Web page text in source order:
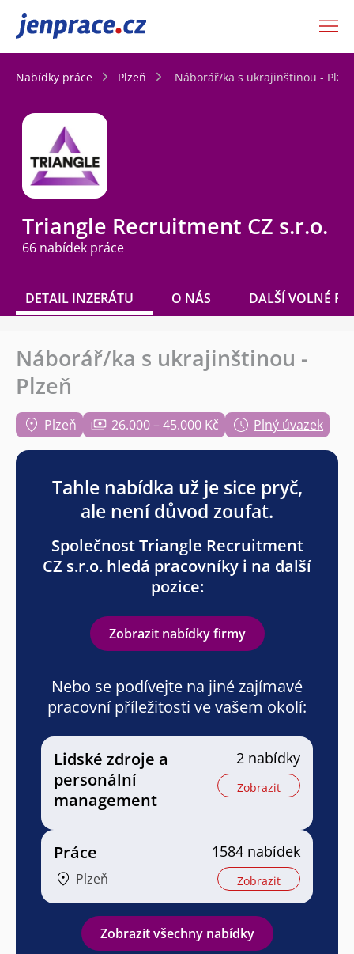
JenPráce.cz
Nabídky práce Plzeň Náborář/ka s ukrajinštinou -
Triangle Recruitment CZ s.r.o.
66 nabídek práce
DETAIL INZERÁTU O NÁS DALŠÍ VOLNÉ
Náborář/ka s ukrajinštinou -
Plzeň
Plzeň 26.000 – 45.000 Kč Plný úvazek
Tahle nabídka už je sice pryč,
ale není důvod zoufat.
Společnost Triangle Recruitment
CZ s.r.o. hledá pracovníky i na další
pozice:
Zobrazit nabídky firmy
Nebo se podívejte na jiné zajímavé
pracovní příležitosti ve vašem okolí:
Lidské zdroje a
personální
management
2 nabídky
Zobrazit
Práce
Plzeň
1584 nabídek
Zobrazit
Zobrazit všechny nabídky